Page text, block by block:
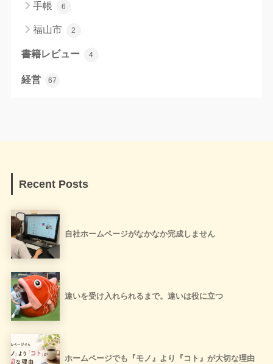
手帳 6
福山市 2
書籍レビュー 4
経営 67
Recent Posts
自社ホームページがなかなか完成しません
違いを受け入れられるまで。違いは役に立つ
ホームページでも『モノ』より『コト』が大切な理由